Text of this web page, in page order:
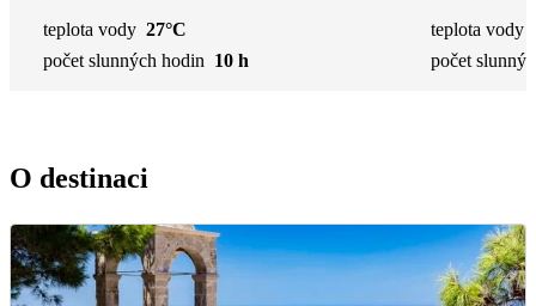
teplota vody 27°C
počet slunných hodin 10 h
teplota vody
počet
O destinaci